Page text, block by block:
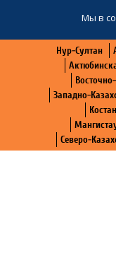
Мы в
Нур-Султан
Западно-
Северо-